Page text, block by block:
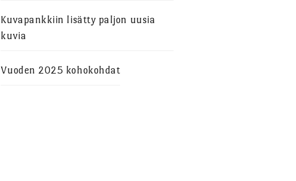
Kuvapankkiin lisätty paljon uusia
kuvia
Vuoden 2025 kohokohdat